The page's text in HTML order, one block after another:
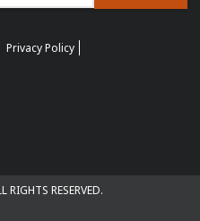
Privacy Policy
RESERVED.